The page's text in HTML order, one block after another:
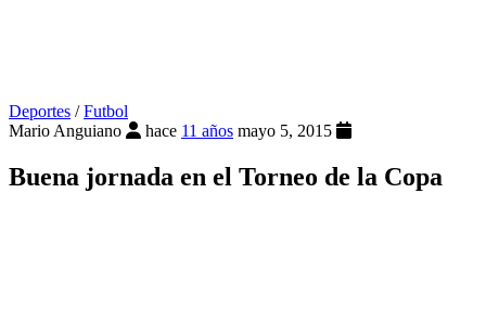
Deportes /Futbol
Mario Anguiano
hace 11 años mayo 5, 2015
Buena jornada en el Torneo de la Copa